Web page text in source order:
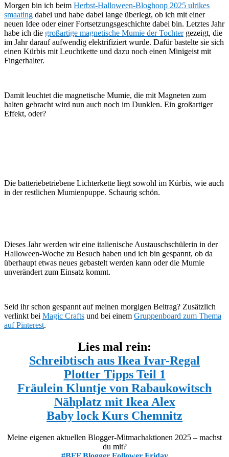
Morgen bin ich beim Herbst-Halloween-Bloghoop 2025 ulrikes
smaating dabei und habe dabei lange überlegt, ob ich mit einer
neuen Idee oder einer Fortsetzungsgeschichte dabei bin. Letztes Jahr
habe ich die großartige magnetische Mumie der Tochtergezeigt, die
im Jahr darauf aufwendig elektrifiziert wurde. Dafür bastelte sie sich
einen Kürbis mit Leuchtkette und dazu noch einen Minigeist mit
Fingerhalter.
Damit leuchtet die magnetische Mumie, die mit Magneten zum
halten gebracht wird nun auch noch im Dunklen. Ein großartiger
Effekt, oder?
Die batteriebetriebene Lichterkette liegt sowohl im Kürbis, wie auch
in der restlichen Mumienpuppe. Schaurig schön.
Dieses Jahr werden wir eine italienische Austauschschülerin in der
Halloween-Woche zu Besuch haben und ich bin gespannt, ob da
überhaupt etwas neues gebastelt werden kann oder die Mumie
unverändert zum Einsatz kommt.
Seid ihr schon gespannt auf meinen morgigen Beitrag? Zusätzlich
verlinkt bei Magic Crafts und bei einem Gruppenboard zum Thema
auf Pinterest.
Lies mal rein:
Schreibtisch aus Ikea Ivar-Regal
Plotter Tipps Teil 1
Fräulein Kluntje von Rabaukowitsch
Nähplatz mit Ikea Alex
Baby lock Kurs Chemnitz
Meine eigenen aktuellen Blogger-Mitmachaktionen 2025 – machst
du mit?